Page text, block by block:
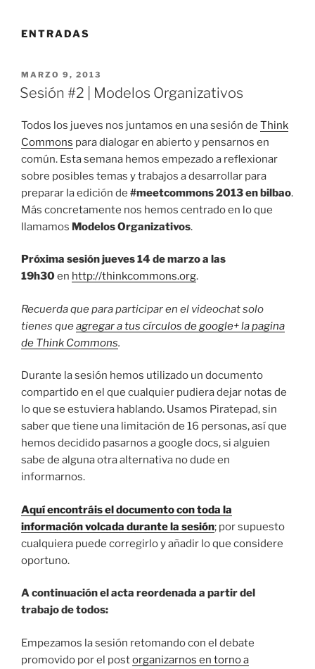
ENTRADAS
PUBLICADO
EL
MARZO 9, 2013
Sesión #2 | Modelos Organizativos
Todos los jueves nos juntamos en una sesión de Think
Commons para dialogar en abierto y pensarnos en
común. Esta semana hemos empezado a reflexionar
sobre posibles temas y trabajos a desarrollar para
preparar la edición de #meetcommons 2013 en bilbao.
Más concretamente nos hemos centrado en lo que
llamamos Modelos Organizativos.
Próxima sesión jueves 14 de marzo a las
19h30en http://thinkcommons.org.
Recuerda que para participar en el videochat solo
tienes queagregar a tus círculos de google+ la pagina
de Think Commons.
Durante la sesión hemos utilizado un documento
compartido en el que cualquier pudiera dejar notas de
lo que se estuviera hablando. Usamos Piratepad, sin
saber que tiene una limitación de 16 personas, así que
hemos decidido pasarnos a google docs, si alguien
sabe de alguna otra alternativa no dude en
informarnos.
Aquí encontráis el documento con toda la
información volcada durante la sesión; por supuesto
cualquiera puede corregirlo y añadir lo que considere
oportuno.
A continuación el acta reordenada a partir del
trabajo de todos:
Empezamos la sesión retomando con el debate
promovido por el postorganizarnos en torno a